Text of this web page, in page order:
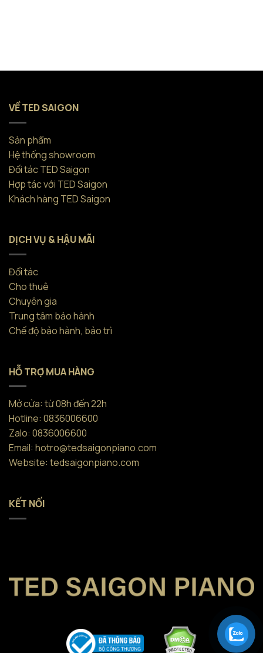
VỀ TED SAIGON
Sản phẩm
Hệ thống showroom
Đối tác TED Saigon
Hợp tác với TED Saigon
Khách hàng TED Saigon
DỊCH VỤ & HẬU MÃI
Đối tác
Cho thuê
Chuyên gia
Trung tâm bảo hành
Chế độ bảo hành, bảo trì
HỖ TRỢ MUA HÀNG
Mở cửa: từ 08h đến 22h
Hotline: 0836006600
Zalo: 0836006600
Email: hotro@tedsaigonpiano.com
Website: tedsaigonpiano.com
KẾT NỐI